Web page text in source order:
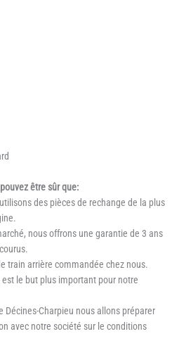
être sûr que:
des pièces de rechange de la plus
nous offrons une garantie de 3 ans
train arrière commandée chez nous.
le but plus important pour notre
Décines-Charpieu nous allons préparer
avec notre société sur le conditions